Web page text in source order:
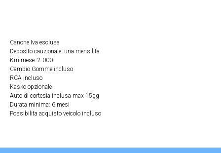
Canone Iva esclusa
Deposito cauzionale: una mensilita
Km mese: 2.000
Cambio Gomme incluso
RCA incluso
Kasko opzionale
Auto di cortesia inclusa max 15gg
Durata minima: 6 mesi
Possibilita acquisto veicolo incluso